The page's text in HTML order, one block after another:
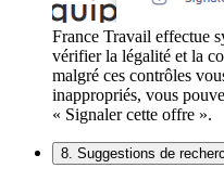
France Travail effectue
vérifier la légalité et la
malgré ces contrôles
inappropriés, vous
« Signaler cette offre ».
8. Suggestions de